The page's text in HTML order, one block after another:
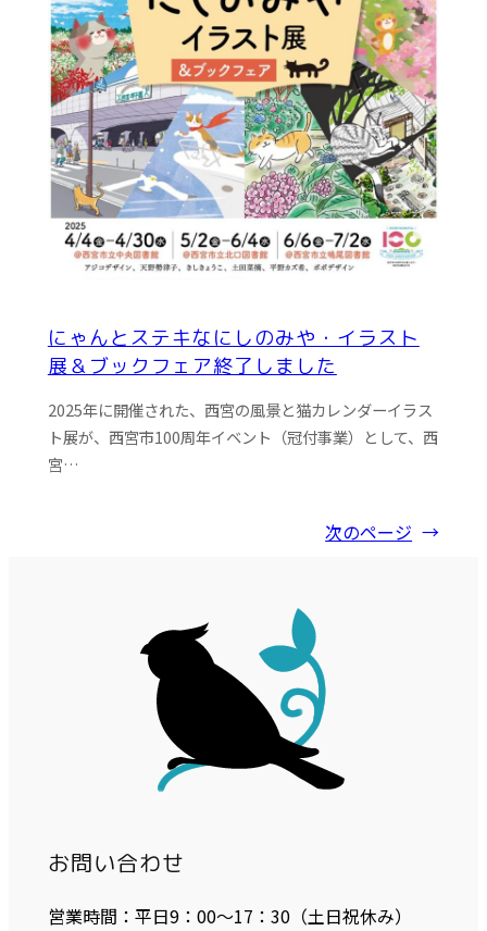
にゃんとステキなにしのみや・イラスト
展＆ブックフェア終了しました
2025年に開催された、西宮の風景と猫カレンダーイラス
ト展が、西宮市100周年イベント（冠付事業）として、西
宮…
次のページ →
お問い合わせ
営業時間：平日9：00〜17：30（土日祝休み）